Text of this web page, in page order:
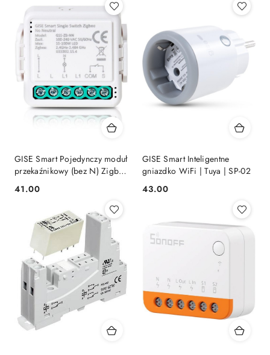
GISE Smart Pojedynczy moduł
przekaźnikowy (bez N) Zigbee
Cena:
41.00
GISE Smart Inteligentne
gniazdko WiFi | Tuya | SP-02
Cena:
43.00